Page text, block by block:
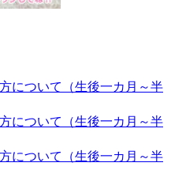
イングランド北部に位置
が由来とされています。
ャー地方で製粉工や織物
ネズミ捕りの役割を担っ
が強いのもテリアの特徴
・販売のことなら、ベベ
い。
について（生後一カ月～半
について（生後一カ月～半
について（生後一カ月～半